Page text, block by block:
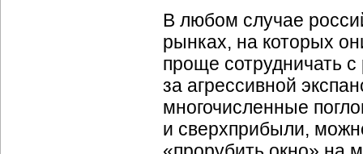
В любом случае
рынках, на которых
проще сотрудничать
за агрессивной
многочисленные
и сверхприбыли,